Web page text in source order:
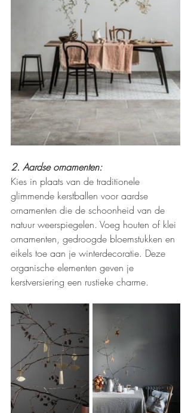
2. Aardse ornamenten:
Kies in plaats van de traditionele
glimmende kerstballen voor aardse
ornamenten die de schoonheid van de
natuur weerspiegelen. Voeg houten of klei
ornamenten, gedroogde bloemstukken en
eikels toe aan je winterdecoratie. Deze
organische elementen geven je
kerstversiering een rustieke charme.